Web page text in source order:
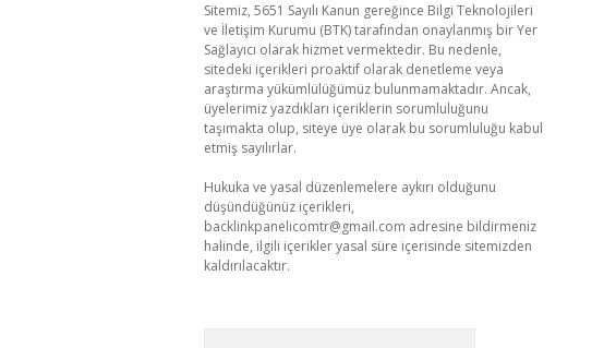
Sitemiz, 5651 Sayılı Kanun gereğince Bilgi Teknolojileri
ve İletişim Kurumu (BTK) tarafından onaylanmış bir Yer
Sağlayıcı olarak hizmet vermektedir. Bu nedenle,
sitedeki içerikleri proaktif olarak denetleme veya
araştırma yükümlülüğümüz bulunmamaktadır. Ancak,
üyelerimiz yazdıkları içeriklerin sorumluluğunu
taşımakta olup, siteye üye olarak bu sorumluluğu kabul
etmiş sayılırlar.
Hukuka ve yasal düzenlemelere aykırı olduğunu
düşündüğünüz içerikleri,
backlinkpanelicomtr@gmail.com adresine bildirmeniz
halinde, ilgili içerikler yasal süre içerisinde sitemizden
kaldırılacaktır.